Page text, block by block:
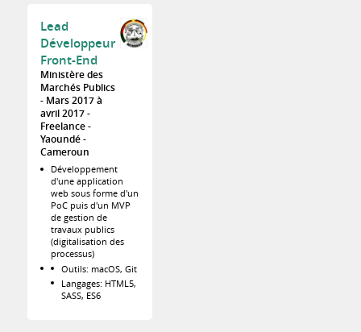
Lead
Développeur
Front-End
Ministère des
Marchés Publics
Mars 2017 à
avril 2017
Freelance
Yaoundé
Cameroun
Développement
d'une application
web sous forme d'un
PoC puis d'un MVP
de gestion de
travaux publics
(digitalisation des
processus)
Outils: macOS, Git
Langages: HTML5,
SASS, ES6